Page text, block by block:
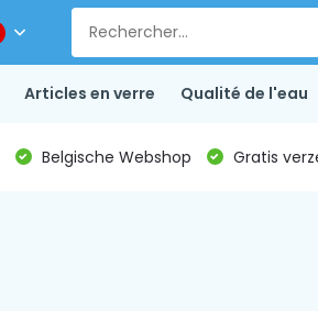
Articles en verre Qualité de l'eau
Belgische Webshop Gratis